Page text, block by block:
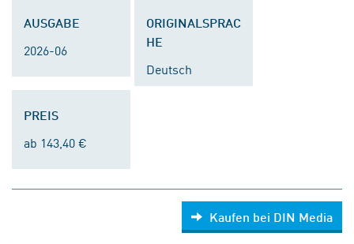
AUSGABE
2026-06
ORIGINALSPRAC
HE
Deutsch
PREIS
ab 143,40 €
Kaufen bei DIN Media